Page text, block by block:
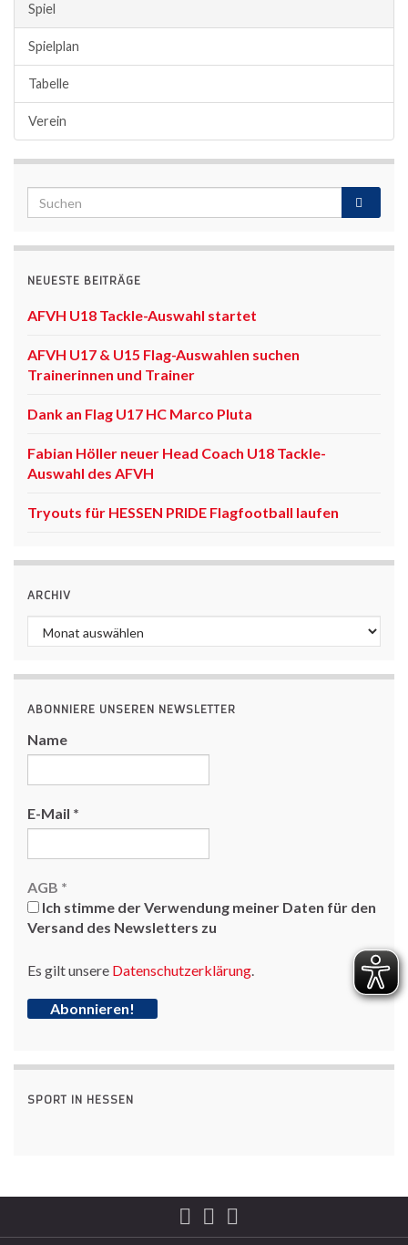
Spiel
Spielplan
Tabelle
Verein
NEUESTE BEITRÄGE
AFVH U18 Tackle-Auswahl startet
AFVH U17 & U15 Flag-Auswahlen suchen
Trainerinnen und Trainer
Dank an Flag U17 HC Marco Pluta
Fabian Höller neuer Head Coach U18 Tackle-
Auswahl des AFVH
Tryouts für HESSEN PRIDE Flagfootball laufen
ARCHIV
Archiv
ABONNIERE UNSEREN NEWSLETTER
Name
E-Mail *
AGB *
Ich stimme der Verwendung meiner Daten für den
Versand des Newsletters zu
Es gilt unsere Datenschutzerklärung.
SPORT IN HESSEN